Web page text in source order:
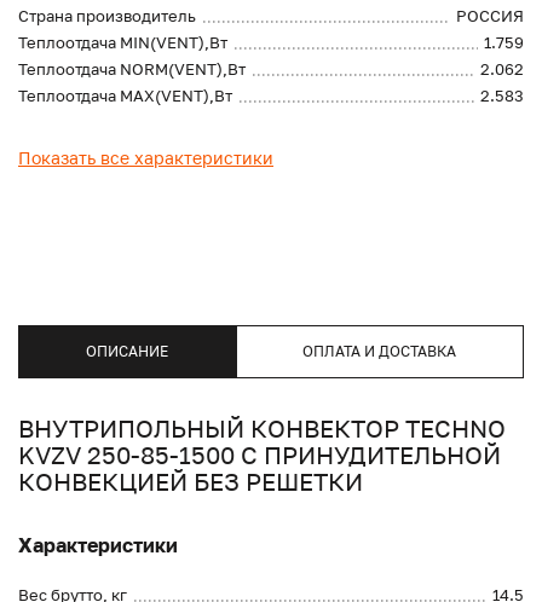
Страна производитель
РОССИЯ
Теплоотдача MIN(VENT),Вт
1.759
Теплоотдача NORM(VENT),Вт
2.062
Теплоотдача MAX(VENT),Вт
2.583
Показать все характеристики
ОПИСАНИЕ ОПЛАТА И ДОСТАВКА
ВНУТРИПОЛЬНЫЙ КОНВЕКТОР TECHNO
KVZV 250-85-1500 С ПРИНУДИТЕЛЬНОЙ
КОНВЕКЦИЕЙ БЕЗ РЕШЕТКИ
Характеристики
Вес брутто, кг
14.5